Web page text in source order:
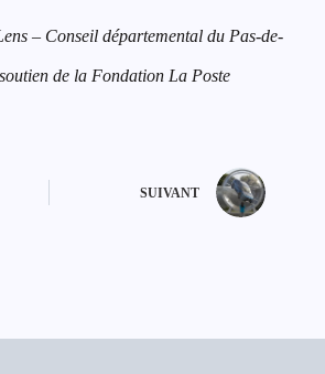
– Conseil départemental du Pas-de-
de la Fondation La Poste
SUIVANT